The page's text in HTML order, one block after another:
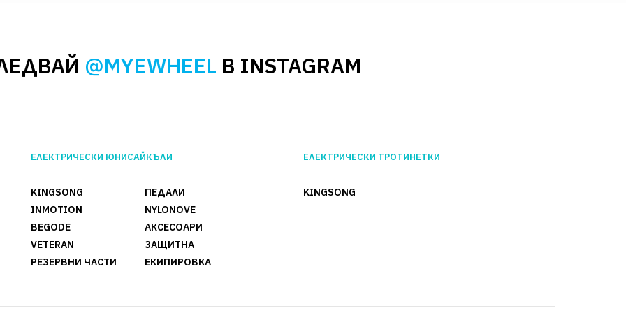
@MYEWHEEL В INSTAGRAM
ЕЛЕКТРИЧЕСКИ ЮНИСАЙКЪЛИ
KINGSONG
INMOTION
BEGODE
VETERAN
РЕЗЕРВНИ ЧАСТИ
ПЕДАЛИ
NYLONOVE
АКСЕСОАРИ
ЗАЩИТНА
ЕКИПИРОВКА
ЕЛЕКТРИЧЕСКИ ТРОТИНЕТКИ
KINGSONG